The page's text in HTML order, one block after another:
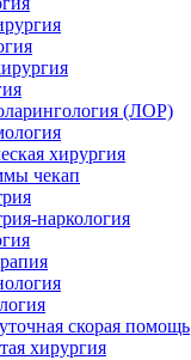
(ЛОР)
хирургия
чекап
наркология
скорая помощь
хирургия